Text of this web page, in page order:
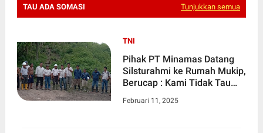
TAU ADA SOMASI
Tunjukkan semua
TNI
Pihak PT Minamas Datang
Silsturahmi ke Rumah Mukip,
Berucap : Kami Tidak Tau
Februari 11, 2025